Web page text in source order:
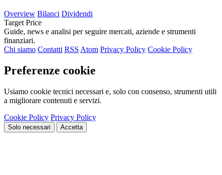
Overview Bilanci Dividendi
Target Price
Guide, news e analisi per seguire mercati, aziende e strumenti
finanziari.
Chi siamo Contatti RSS Atom Privacy Policy Cookie Policy
Preferenze cookie
Usiamo cookie tecnici necessari e, solo con consenso, strumenti utili
a migliorare contenuti e servizi.
Cookie Policy Privacy Policy
Solo necessari Accetta